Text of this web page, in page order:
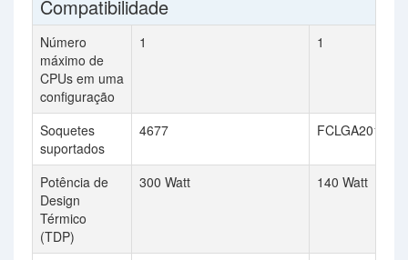
Compatibilidade
Número
máximo de
CPUs em uma
configuração
1 1
Soquetes
suportados
4677 FCLGA2011-3
Potência de
Design
Térmico
(TDP)
300 Watt 140 Watt